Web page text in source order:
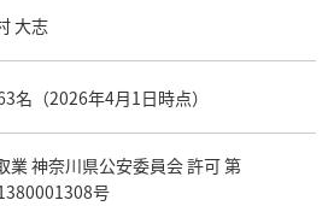
店舗 サニー那の川店
大志
名（2026年4月1日時点）
業 神奈川県公安委員会 許可 第
号